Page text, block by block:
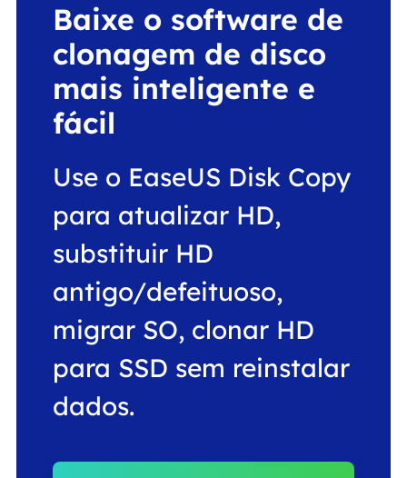
Baixe o software de
clonagem de disco
mais inteligente e
fácil
Use o EaseUS Disk Copy
para atualizar HD,
substituir HD
antigo/defeituoso,
migrar SO, clonar HD
para SSD sem reinstalar
dados.